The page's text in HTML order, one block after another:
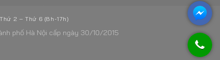
2 – Thứ 6 (8h-17h)
phố Hà Nội cấp ngày 30/10/2015